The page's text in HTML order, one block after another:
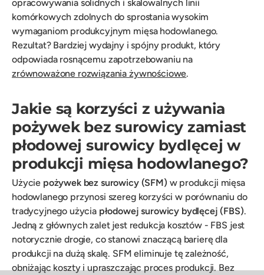
opracowywania solidnych i skalowalnych linii
komórkowych zdolnych do sprostania wysokim
wymaganiom produkcyjnym mięsa hodowlanego.
Rezultat? Bardziej wydajny i spójny produkt, który
odpowiada rosnącemu zapotrzebowaniu na
zrównoważone rozwiązania żywnościowe.
Jakie są korzyści z używania
pożywek bez surowicy zamiast
płodowej surowicy bydlęcej w
produkcji mięsa hodowlanego?
Użycie pożywek bez surowicy (SFM) w produkcji mięsa
hodowlanego przynosi szereg korzyści w porównaniu do
tradycyjnego użycia płodowej surowicy bydlęcej (FBS).
Jedną z głównych zalet jest redukcja kosztów - FBS jest
notorycznie drogie, co stanowi znaczącą barierę dla
produkcji na dużą skalę. SFM eliminuje tę zależność,
obniżając koszty i upraszczając proces produkcji. Bez